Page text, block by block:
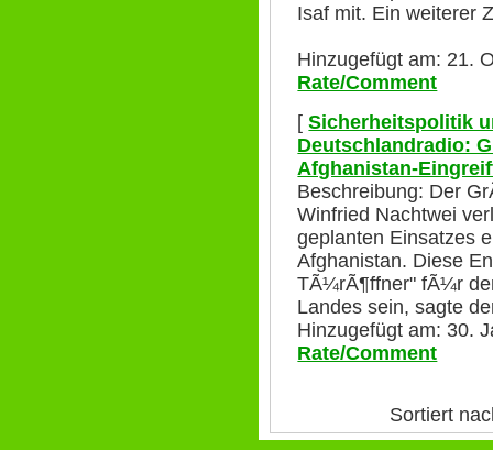
Isaf mit. Ein weiterer
Hinzugefügt am: 21.
Rate/Comment
[Sicherheitspolitik
Deutschlandradio:
Afghanistan-
Beschreibung: Der
Winfried Nachtwei
geplanten Einsatzes
Afghanistan. Diese
TÃ¼rÃ¶ffner" fÃ¼r
Landes sein, sagte
Hinzugefügt am: 30.
Rate/Comment
Sortiert